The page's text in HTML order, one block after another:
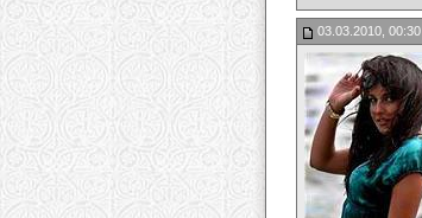
03.03.2010, 00:30